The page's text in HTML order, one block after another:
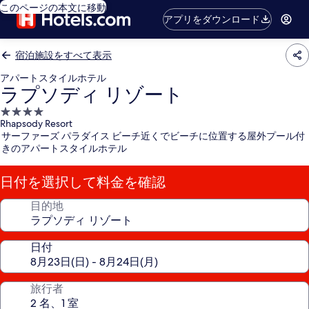
このページの本文に移動
アプリをダウンロード
宿泊施設をすべて表示
アパートスタイルホテル
ラプソディ リゾート
4.0
つ
星
宿
泊
施
設
Rhapsody Resort
サーファーズ パラダイス ビーチ近くでビーチに位置する屋外プール付
きのアパートスタイルホテル
日付を選択して料金を確認
目的地
日付
旅行者